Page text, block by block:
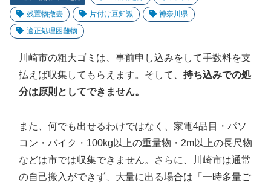
残置物撤去
片付け豆知識
神奈川県
適正処理困難物
川崎市の粗大ゴミは、事前申し込みをして手数料を支
払えば収集してもらえます。そして、 持ち込みでの処
分は原則としてできません。
また、何でも出せるわけではなく、家電4品目・パソ
コン・バイク・100kg以上の重量物・2m以上の長尺物
などは市では収集できません。さらに、川崎市は通常
の自己搬入ができず、大量に出る場合は「一時多量ご